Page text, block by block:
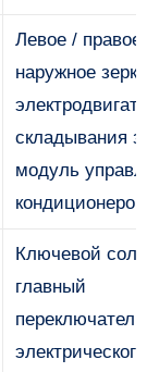
Левое / правое
наружное
складывания
модуль
кондиционером
Ключевой
главный
переключатель
электрического